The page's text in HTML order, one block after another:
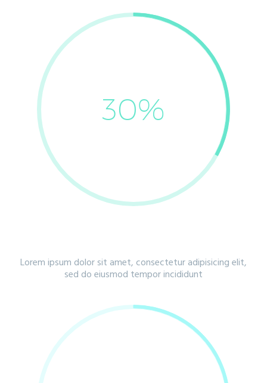
30%
Lorem ipsum dolor sit amet, consectetur adipisicing elit,
sed do eiusmod tempor incididunt